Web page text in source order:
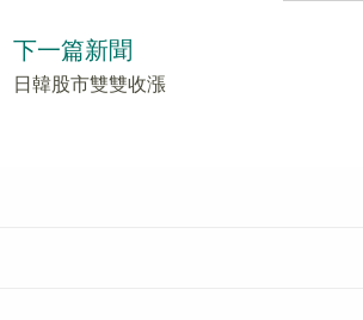
下一篇新聞
日韓股市雙雙收漲